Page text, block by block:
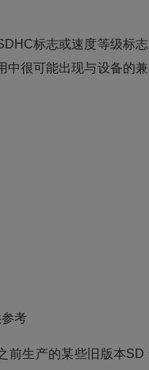
标志或速度等级标
中很可能出现与设备的
考
生产的某些旧版本SD